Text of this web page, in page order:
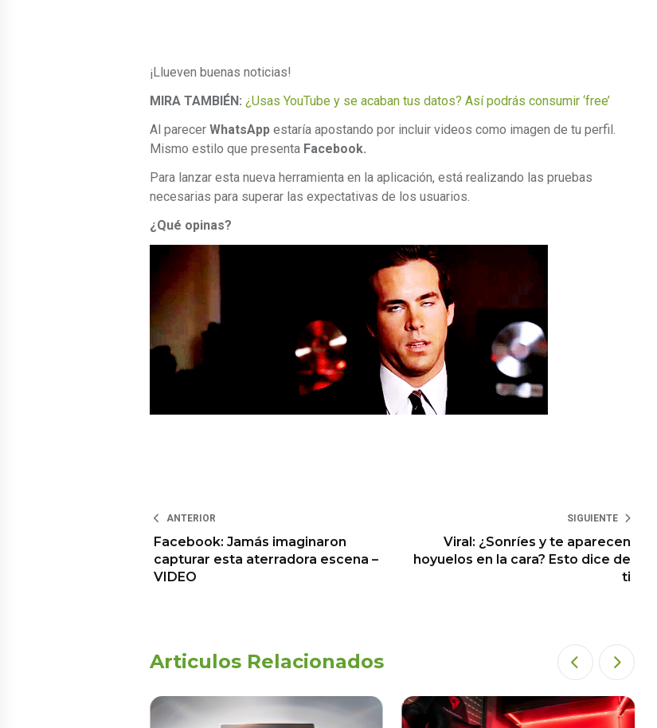
¡Llueven buenas noticias!
MIRA TAMBIÉN: ¿Usas YouTube y se acaban tus datos? Así podrás consumir ‘free’
Al parecer WhatsApp estaría apostando por incluir videos como imagen de tu perfil.
Mismo estilo que presenta Facebook.
Para lanzar esta nueva herramienta en la aplicación, está realizando las pruebas
necesarias para superar las expectativas de los usuarios.
¿Qué opinas?
ANTERIOR
Facebook: Jamás imaginaron
capturar esta aterradora escena –
VIDEO
SIGUIENTE
Viral: ¿Sonríes y te aparecen
hoyuelos en la cara? Esto dice de
ti
Articulos Relacionados